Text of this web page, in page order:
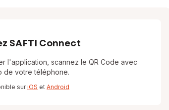
SAFTI Connect
l'application, scannez le QR Code avec
de votre téléphone.
suriOS et Android